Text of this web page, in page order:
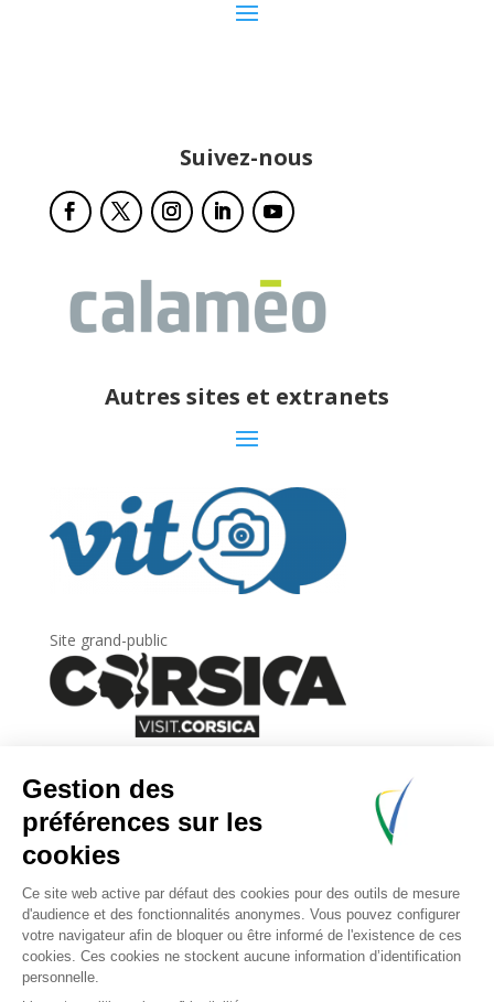
Suivez-nous
Autres sites et extranets
Site grand-public
Newsletter
Inscrivez-vous àla lettre d’information
l’Agence du tourisme de la Corse.